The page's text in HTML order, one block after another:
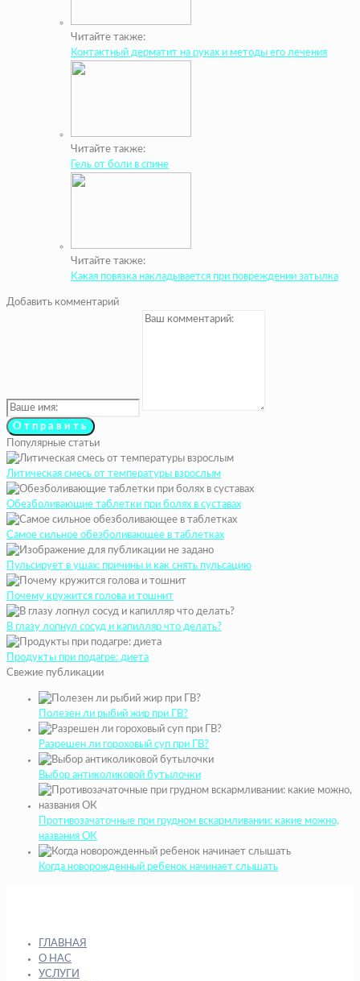
Читайте также:
Контактный дерматит на руках и методы его лечения
Читайте также:
Гель от боли в спине
Читайте также:
Какая повязка накладывается при повреждении затылка
Добавить комментарий
Популярные статьи
Литическая смесь от температуры взрослым
Обезболивающие таблетки при болях в суставах
Самое сильное обезболивающее в таблетках
Пульсирует в ушах: причины и как снять пульсацию
Почему кружится голова и тошнит
В глазу лопнул сосуд и капилляр что делать?
Продукты при подагре: диета
Свежие публикации
Полезен ли рыбий жир при ГВ?
Разрешен ли гороховый суп при ГВ?
Выбор антиколиковой бутылочки
Противозачаточные при грудном вскармливании: какие можно,
названия ОК
Когда новорожденный ребенок начинает слышать
ГЛАВНАЯ
О НАС
УСЛУГИ